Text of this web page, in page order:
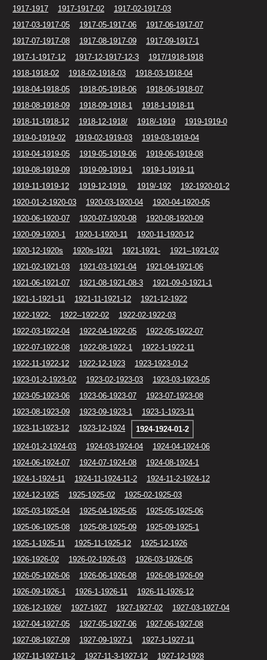
1917-1917
1917-1917-02
1917-02-1917-03
1917-03-1917-05
1917-05-1917-06
1917-06-1917-07
1917-07-1917-08
1917-08-1917-09
1917-09-1917-1
1917-1-1917-12
1917-12-1917-12-3
1917/1918-1918
1918-1918-02
1918-02-1918-03
1918-03-1918-04
1918-04-1918-05
1918-05-1918-06
1918-06-1918-07
1918-08-1918-09
1918-09-1918-1
1918-1-1918-11
1918-11-1918-12
1918-12-1918/ 1918/-1919
1919-1919-0
1919-0-1919-02
1919-02-1919-03
1919-03-1919-04
1919-04-1919-05
1919-05-1919-06
1919-06-1919-08
1919-08-1919-09
1919-09-1919-1
1919-1-1919-11
1919-11-1919-12
1919-12-1919. 1919/-192
192-1920-01-2
1920-01-2-1920-03
1920-03-1920-04
1920-04-1920-05
1920-06-1920-07
1920-07-1920-08
1920-08-1920-09
1920-09-1920-1
1920-1-1920-11
1920-11-1920-12
1920-12-1920s
1920s-1921 1921-1921-
1921--1921-02
1921-02-1921-03
1921-03-1921-04
1921-04-1921-06
1921-06-1921-07
1921-08-1921-08-3
1921-09-0-1921-1
1921-1-1921-11
1921-11-1921-12
1921-12-1922
1922-1922-
1922--1922-02
1922-02-1922-03
1922-03-1922-04
1922-04-1922-05
1922-05-1922-07
1922-07-1922-08
1922-08-1922-1
1922-1-1922-11
1922-11-1922-12
1922-12-1923
1923-1923-01-2
1923-01-2-1923-02
1923-02-1923-03
1923-03-1923-05
1923-05-1923-06
1923-06-1923-07
1923-07-1923-08
1923-08-1923-09
1923-09-1923-1
1923-1-1923-11
1923-11-1923-12
1923-12-1924
1924-1924-01-2
1924-01-2-1924-03
1924-03-1924-04
1924-04-1924-06
1924-06-1924-07
1924-07-1924-08
1924-08-1924-1
1924-1-1924-11
1924-11-1924-11-2
1924-11-2-1924-12
1924-12-1925
1925-1925-02
1925-02-1925-03
1925-03-1925-04
1925-04-1925-05
1925-05-1925-06
1925-06-1925-08
1925-08-1925-09
1925-09-1925-1
1925-1-1925-11
1925-11-1925-12
1925-12-1926
1926-1926-02
1926-02-1926-03
1926-03-1926-05
1926-05-1926-06
1926-06-1926-08
1926-08-1926-09
1926-09-1926-1
1926-1-1926-11
1926-11-1926-12
1926-12-1926/
1927-1927 1927-1927-02
1927-03-1927-04
1927-04-1927-05
1927-05-1927-06
1927-06-1927-08
1927-08-1927-09
1927-09-1927-1
1927-1-1927-11
1927-11-1927-11-2
1927-11-3-1927-12 1927-12-1928